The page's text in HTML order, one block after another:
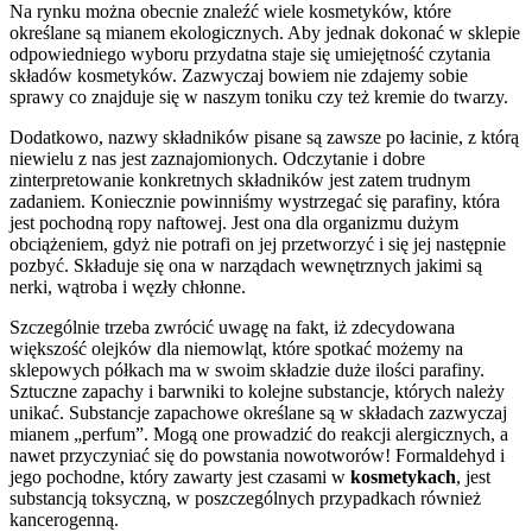
Na rynku można obecnie znaleźć wiele kosmetyków, które
określane są mianem ekologicznych. Aby jednak dokonać w sklepie
odpowiedniego wyboru przydatna staje się umiejętność czytania
składów kosmetyków. Zazwyczaj bowiem nie zdajemy sobie
sprawy co znajduje się w naszym toniku czy też kremie do twarzy.
Dodatkowo, nazwy składników pisane są zawsze po łacinie, z którą
niewielu z nas jest zaznajomionych. Odczytanie i dobre
zinterpretowanie konkretnych składników jest zatem trudnym
zadaniem. Koniecznie powinniśmy wystrzegać się parafiny, która
jest pochodną ropy naftowej. Jest ona dla organizmu dużym
obciążeniem, gdyż nie potrafi on jej przetworzyć i się jej następnie
pozbyć. Składuje się ona w narządach wewnętrznych jakimi są
nerki, wątroba i węzły chłonne.
Szczególnie trzeba zwrócić uwagę na fakt, iż zdecydowana
większość olejków dla niemowląt, które spotkać możemy na
sklepowych półkach ma w swoim składzie duże ilości parafiny.
Sztuczne zapachy i barwniki to kolejne substancje, których należy
unikać. Substancje zapachowe określane są w składach zazwyczaj
mianem „perfum”. Mogą one prowadzić do reakcji alergicznych, a
nawet przyczyniać się do powstania nowotworów! Formaldehyd i
jego pochodne, który zawarty jest czasami w kosmetykach, jest
substancją toksyczną, w poszczególnych przypadkach również
kancerogenną.